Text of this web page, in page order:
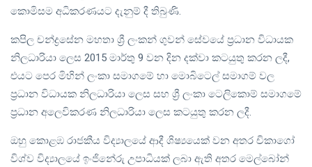
කොමිසම අධිකරණයට දැනුම් දී තිබුණි.
කපිල චන්ද්‍රසේන මහතා ශ්‍රී ලංකන් ගුවන් සේවයේ ප්‍රධාන විධායක
නිලධාරියා ලෙස 2015 මාර්තු 9 වන දින දක්වා කටයුතු කරන ලදී,
එයට පෙර මිහින් ලංකා සමාගමේ හා මොබිටෙල් සමාගම් වල
ප්‍රධාන විධායක නිලධාරියා ලෙස සහ ශ්‍රී ලංකා ටෙලිකොම් සමාගමේ
ප්‍රධාන අලෙවිකරණ නිලධාරියා ලෙස කටයුතු කරන ලදී.
ඔහු කොළඹ රාජකීය විද්‍යාලයේ ආදී ශිෂ්‍යයෙක් වන අතර චිකාගෝ
විශ්ව විද්‍යාලයේ ඉංජිනේරු උපාධියක් ලබා ඇති අතර මෙල්බෝන්